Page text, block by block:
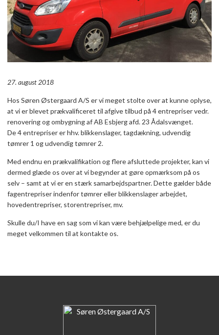
27. august 2018
Hos Søren Østergaard A/S er vi meget stolte over at kunne oplyse,
at vi er blevet prækvalificeret til afgive tilbud på 4 entrepriser vedr.
renovering og ombygning af AB Esbjerg afd. 23 Ådalsvænget.
De 4 entrepriser er hhv. blikkenslager, tagdækning, udvendig
tømrer 1 og udvendig tømrer 2.
Med endnu en prækvalifikation og flere afsluttede projekter, kan vi
dermed glæde os over at vi begynder at gøre opmærksom på os
selv – samt at vi er en stærk samarbejdspartner. Dette gælder både
fagentrepriser indenfor tømrer eller blikkenslager arbejdet,
hovedentrepriser, storentrepriser, mv.
Skulle du/I have en sag som vi kan være behjælpelige med, er du
meget velkommen til at kontakte os.